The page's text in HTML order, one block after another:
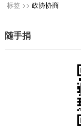
标签 >> 政协协商
随手捐